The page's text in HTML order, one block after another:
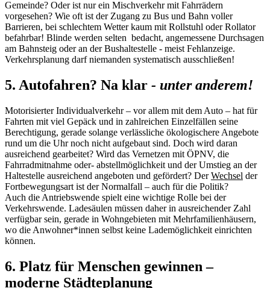
Gemeinde? Oder ist nur ein Mischverkehr mit Fahrrädern
vorgesehen? Wie oft ist der Zugang zu Bus und Bahn voller
Barrieren, bei schlechtem Wetter kaum mit Rollstuhl oder Rollator
befahrbar! Blinde werden selten bedacht, angemessene Durchsagen
am Bahnsteig oder an der Bushaltestelle - meist Fehlanzeige.
Verkehrsplanung darf niemanden systematisch ausschließen!
5. Autofahren? Na klar - unter anderem!
Motorisierter Individualverkehr – vor allem mit dem Auto – hat für
Fahrten mit viel Gepäck und in zahlreichen Einzelfällen seine
Berechtigung, gerade solange verlässliche ökologischere Angebote
rund um die Uhr noch nicht aufgebaut sind. Doch wird daran
ausreichend gearbeitet? Wird das Vernetzen mit ÖPNV, die
Fahrradmitnahme oder- abstellmöglichkeit und der Umstieg an der
Haltestelle ausreichend angeboten und gefördert? DerWechsel der
Fortbewegungsart ist der Normalfall – auch für die Politik?
Auch die Antriebswende spielt eine wichtige Rolle bei der
Verkehrswende. Ladesäulen müssen daher in ausreichender Zahl
verfügbar sein, gerade in Wohngebieten mit Mehrfamilienhäusern,
wo die Anwohner*innen selbst keine Lademöglichkeit einrichten
können.
6. Platz für Menschen gewinnen –
moderne Städteplanung